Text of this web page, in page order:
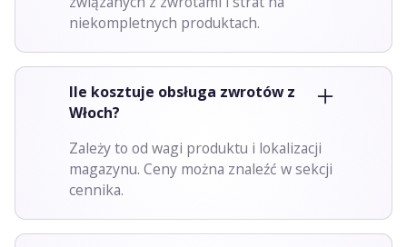
niekompletnych produktach.
Ile kosztuje obsługa zwrotów z
Włoch?
Zależy to od wagi produktu i lokalizacji
magazynu. Ceny można znaleźć w sekcji
cennika.